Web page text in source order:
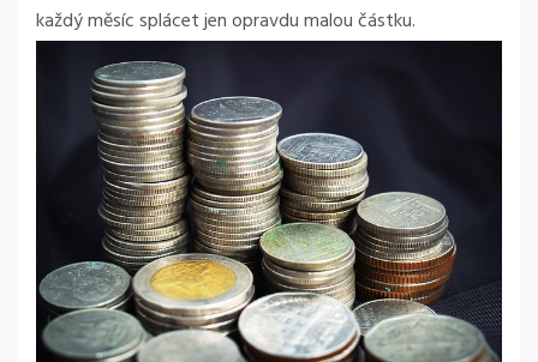
každý měsíc splácet jen opravdu malou částku.